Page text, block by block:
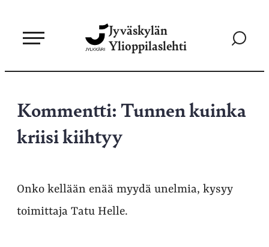
sisältöön
Jyväskylän
Ylioppilaslehti
Siirry
Kommentti: Tunnen kuinka
kriisi kiihtyy
Onko kellään enää myydä unelmia, kysyy
toimittaja Tatu Helle.